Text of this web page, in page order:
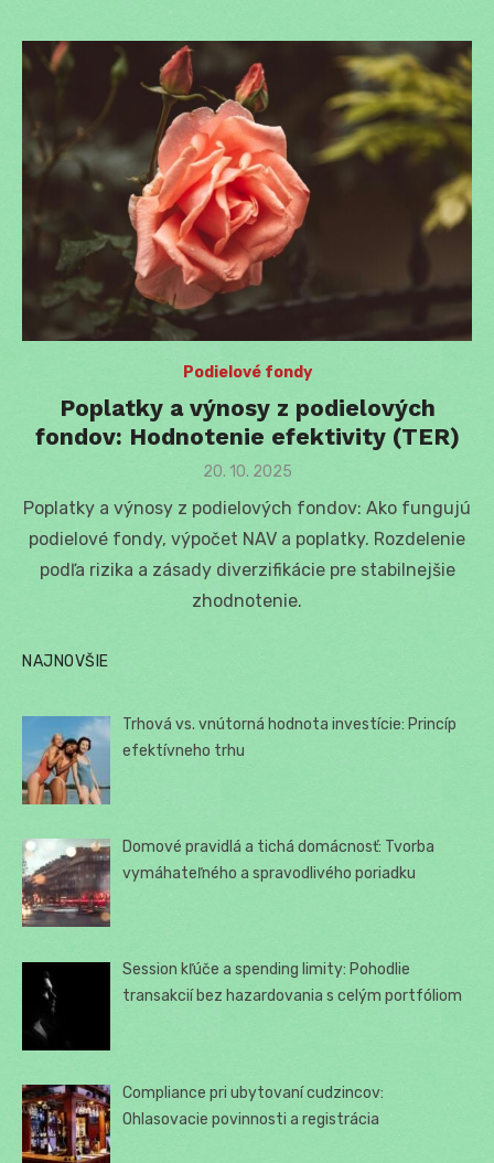
Podielové fondy
Poplatky a výnosy z podielových
fondov: Hodnotenie efektivity (TER)
Posted
20. 10. 2025
Poplatky a výnosy z podielových fondov: Ako fungujú
podielové fondy, výpočet NAV a poplatky. Rozdelenie
podľa rizika a zásady diverzifikácie pre stabilnejšie
zhodnotenie.
NAJNOVŠIE
Trhová vs. vnútorná hodnota investície: Princíp
efektívneho trhu
Domové pravidlá a tichá domácnosť: Tvorba
vymáhateľného a spravodlivého poriadku
Session kľúče a spending limity: Pohodlie
transakcií bez hazardovania s celým portfóliom
Compliance pri ubytovaní cudzincov:
Ohlasovacie povinnosti a registrácia